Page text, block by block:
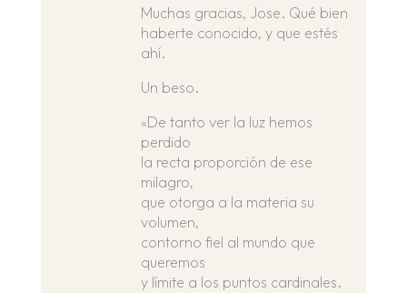
Muchas gracias, Jose. Qué bien
haberte conocido, y que estés
ahí.
Un beso.
«De tanto ver la luz hemos
perdido
la recta proporción de ese
milagro,
que otorga a la materia su
volumen,
contorno fiel al mundo que
queremos
y límite a los puntos cardinales.